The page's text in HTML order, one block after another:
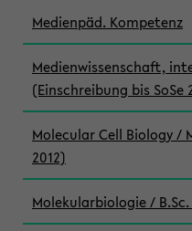
Medienpäd. Kompetenz
Medienwissenschaft,
(Einschreibung bis SoSe
Molecular Cell Biology /
2012)
Molekularbiologie /